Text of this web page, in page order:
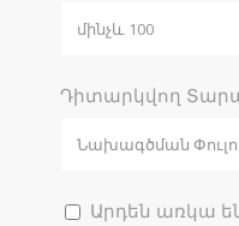
Դիտարկվող
Արդեն առկա